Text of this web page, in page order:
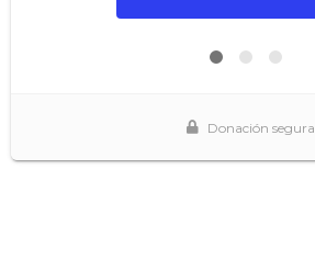
Donación segura